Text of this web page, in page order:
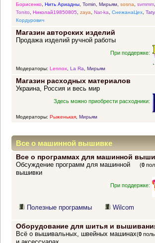
Борисенко, Нить Ариадны, Tomin, Мирьям, sosna, svmmm,
Tonito, Николай19850805, zaya, Nat-ka, СнежанаЦех,
Кордурович
Магазин авторских изделий
Продажа изделий ручной работы
При поддержке:
Модераторы: Lennox, La Ra, Мирьям
Магазин расходных материалов
Украина, Россия и весь мир
Здесь можно приобрести расходники:
Модераторы: Рыженькая, Мирьям
Все о машинной вышивке
Все о программах для машинной
(0
Обсуждение программ для машинной
вышивки
При поддержке:
Полезные программы Wilcom
Оборудование для шитья и
(0
Всё о вышивальных, швейных машинах